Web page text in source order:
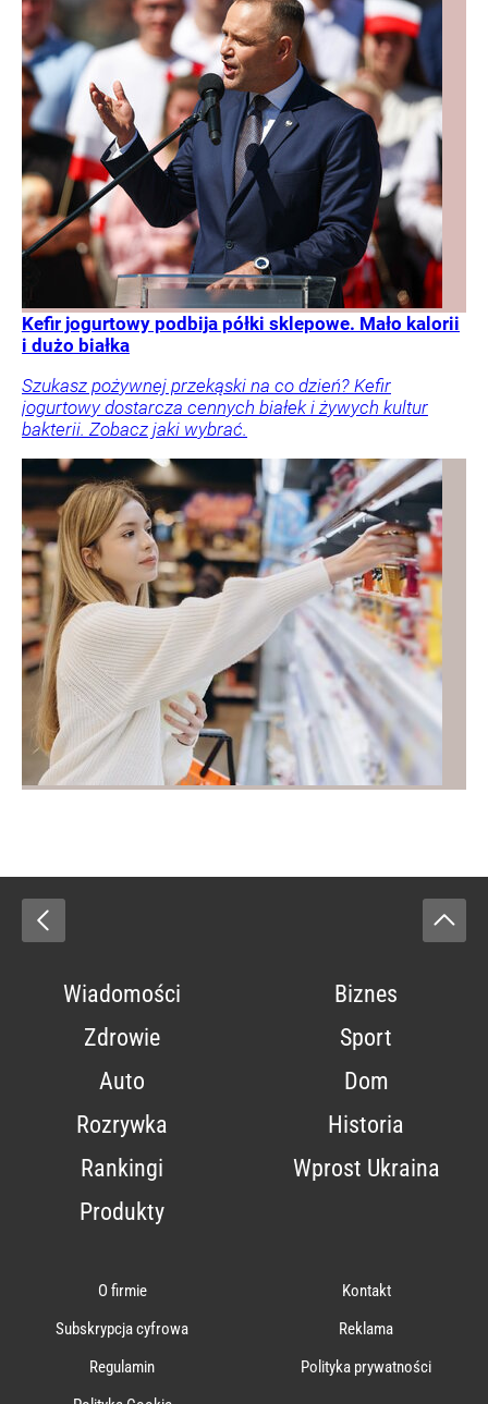
Kefir jogurtowy podbija półki sklepowe. Mało kalorii
i dużo białka
Szukasz pożywnej przekąski na co dzień? Kefir
jogurtowy dostarcza cennych białek i żywych kultur
bakterii. Zobacz jaki wybrać.
Wiadomości
Biznes
Zdrowie
Sport
Auto
Dom
Rozrywka
Historia
Rankingi
Wprost Ukraina
Produkty
O firmie
Kontakt
Subskrypcja cyfrowa
Reklama
Regulamin
Polityka prywatności